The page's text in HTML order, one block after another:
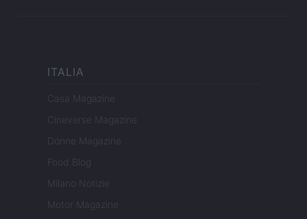
ITALIA
Casa Magazine
Cineverse Magazine
Donne Magazine
Food Blog
Milano Notizie
Motor Magazine